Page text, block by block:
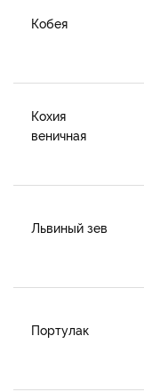
Кобея
Кохия
веничная
Львиный зев
Портулак